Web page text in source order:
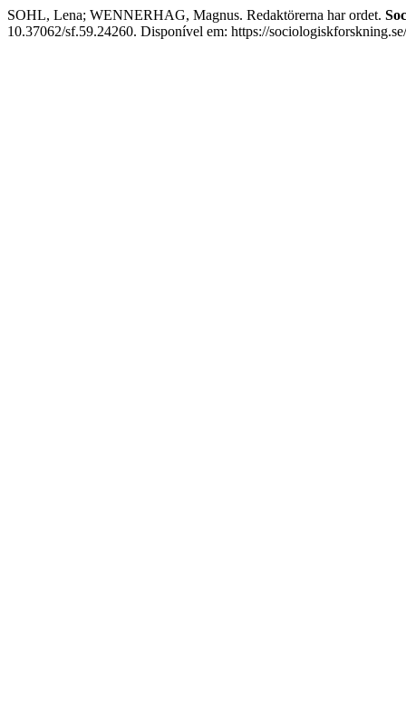
SOHL, Lena; WENNERHAG, Magnus. Redaktörerna har ordet.
10.37062/sf.59.24260. Disponível em: https://